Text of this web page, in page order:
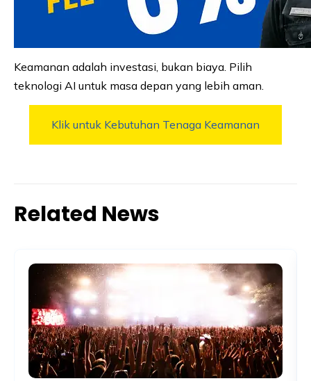
Keamanan adalah investasi, bukan biaya. Pilih
teknologi AI untuk masa depan yang lebih aman.
Klik untuk Kebutuhan Tenaga Keamanan
Related News